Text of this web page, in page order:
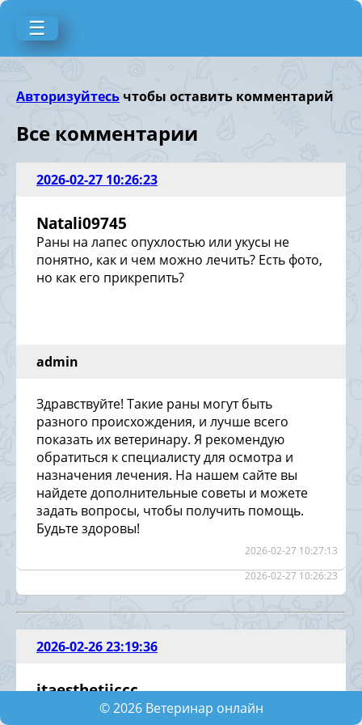
☰
Авторизуйтесь чтобы оставить комментарий
Все комментарии
2026-02-27 10:26:23
2026-02-27 10:26:23
Natali09745
Раны на лапес опухлостью или укусы не
понятно, как и чем можно лечить? Есть фото,
но как его прикрепить?
admin
2026-02-27 10:27:13
Здравствуйте! Такие раны могут быть
разного происхождения, и лучше всего
показать их ветеринару. Я рекомендую
обратиться к специалисту для осмотра и
назначения лечения. На нашем сайте вы
найдете дополнительные советы и можете
задать вопросы, чтобы получить помощь.
Будьте здоровы!
2026-02-26 23:19:36
itaesthetiiccc
Добрий вечір, хотіла дізнатися як краще
©2026Ветеринар онлайн